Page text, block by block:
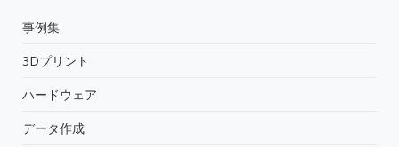
事例集
3Dプリント
ハードウェア
データ作成